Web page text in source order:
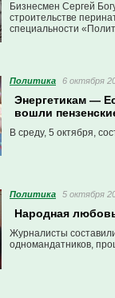
Бизнесмен Сергей
строительстве
специальности
Политика 6 октября
Энергетикам —
вошли
В среду, 5 октября,
Политика 5 октября
Народная
Журналисты
одномандатников,